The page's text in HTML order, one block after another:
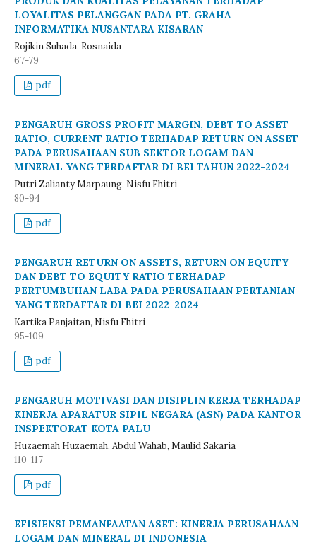
LOYALITAS PELANGGAN PADA PT. GRAHA
INFORMATIKA NUSANTARA KISARAN
Rojikin Suhada, Rosnaida
67-79
pdf
PENGARUH GROSS PROFIT MARGIN, DEBT TO ASSET
RATIO, CURRENT RATIO TERHADAP RETURN ON ASSET
PADA PERUSAHAAN SUB SEKTOR LOGAM DAN
MINERAL YANG TERDAFTAR DI BEI TAHUN 2022-2024
Putri Zalianty Marpaung, Nisfu Fhitri
80-94
pdf
PENGARUH RETURN ON ASSETS, RETURN ON EQUITY
DAN DEBT TO EQUITY RATIO TERHADAP
PERTUMBUHAN LABA PADA PERUSAHAAN PERTANIAN
YANG TERDAFTAR DI BEI 2022-2024
Kartika Panjaitan, Nisfu Fhitri
95-109
pdf
PENGARUH MOTIVASI DAN DISIPLIN KERJA TERHADAP
KINERJA APARATUR SIPIL NEGARA (ASN) PADA KANTOR
INSPEKTORAT KOTA PALU
Huzaemah Huzaemah, Abdul Wahab, Maulid Sakaria
110-117
pdf
EFISIENSI PEMANFAATAN ASET: KINERJA PERUSAHAAN
LOGAM DAN MINERAL DI INDONESIA